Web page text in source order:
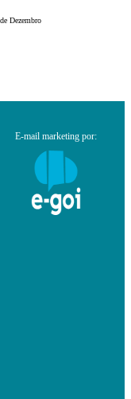
Dezembro
E-mail marketing por: